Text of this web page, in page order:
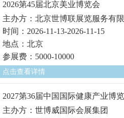
2026第45届北京美业博览会
主办方：北京世博联展览服务有
时间：2026-11-13-2026-11-15
地点：北京
参展费：5000-10000
点击查看详情
2027第36届中国国际健康产业博
主办方：世博威国际会展集团